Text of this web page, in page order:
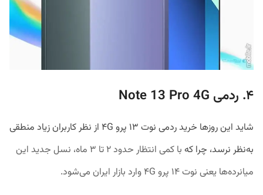
۴. ردمی Note 13 Pro 4G
شاید این روزها خرید ردمی نوت ۱۳ پرو ۴G از نظر کاربران زیاد منطقی
به‌نظر نرسد، چرا که
با کمی انتظار حدود ۲ تا ۳ ماه، نسل جدید این
میانرده‌ها یعنی نوت ۱۴ پرو ۴G وارد بازار ایران می‌شود.